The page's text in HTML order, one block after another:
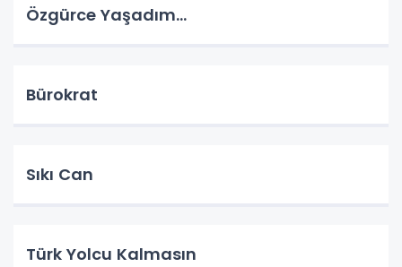
Özgürce Yaşadım…
Bürokrat
Sıkı Can
Türk Yolcu Kalmasın